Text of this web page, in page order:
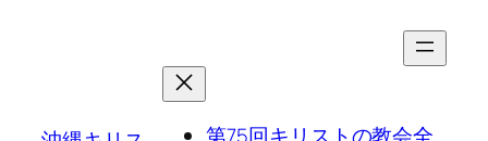
第75回キリストの教会全